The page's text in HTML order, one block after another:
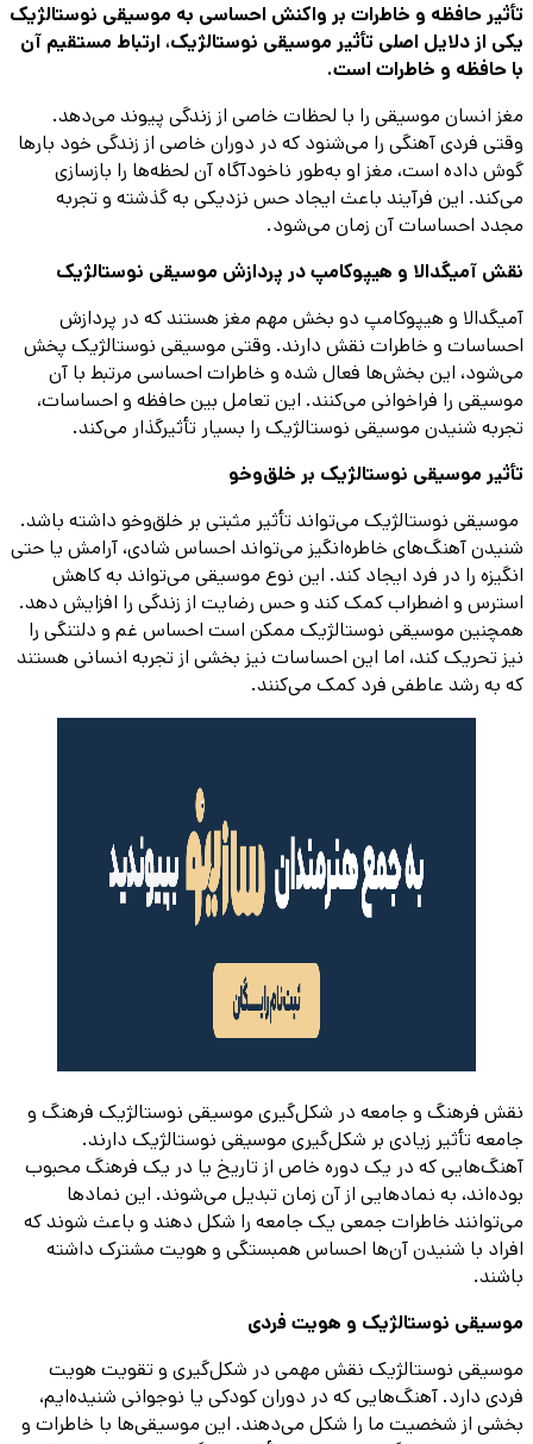
تأثیر حافظه و خاطرات بر واکنش احساسی به موسیقی نوستالژیک
یکی از دلایل اصلی تأثیر موسیقی نوستالژیک، ارتباط مستقیم آن
با حافظه و خاطرات است.
مغز انسان موسیقی را با لحظات خاصی از زندگی پیوند می‌دهد.
وقتی فردی آهنگی را می‌شنود که در دوران خاصی از زندگی خود بارها
گوش داده است، مغز او به‌طور ناخودآگاه آن لحظه‌ها را بازسازی
می‌کند. این فرآیند باعث ایجاد حس نزدیکی به گذشته و تجربه
مجدد احساسات آن زمان می‌شود.
نقش آمیگدالا و هیپوکامپ در پردازش موسیقی نوستالژیک
آمیگدالا و هیپوکامپ دو بخش مهم مغز هستند که در پردازش
احساسات و خاطرات نقش دارند. وقتی موسیقی نوستالژیک پخش
می‌شود، این بخش‌ها فعال شده و خاطرات احساسی مرتبط با آن
موسیقی را فراخوانی می‌کنند. این تعامل بین حافظه و احساسات،
تجربه شنیدن موسیقی نوستالژیک را بسیار تأثیرگذار می‌کند.
تأثیر موسیقی نوستالژیک بر خلق‌وخو
موسیقی نوستالژیک می‌تواند تأثیر مثبتی بر خلق‌وخو داشته باشد.
شنیدن آهنگ‌های خاطره‌انگیز می‌تواند احساس شادی، آرامش یا حتی
انگیزه را در فرد ایجاد کند. این نوع موسیقی می‌تواند به کاهش
استرس و اضطراب کمک کند و حس رضایت از زندگی را افزایش دهد.
همچنین موسیقی نوستالژیک ممکن است احساس غم و دلتنگی را
نیز تحریک کند، اما این احساسات نیز بخشی از تجربه انسانی هستند
که به رشد عاطفی فرد کمک می‌کنند.
نقش فرهنگ و جامعه در شکل‌گیری موسیقی نوستالژیک فرهنگ و
جامعه تأثیر زیادی بر شکل‌گیری موسیقی نوستالژیک دارند.
آهنگ‌هایی که در یک دوره خاص از تاریخ یا در یک فرهنگ محبوب
بوده‌اند، به نمادهایی از آن زمان تبدیل می‌شوند. این نمادها
می‌توانند خاطرات جمعی یک جامعه را شکل دهند و باعث شوند که
افراد با شنیدن آن‌ها احساس همبستگی و هویت مشترک داشته
باشند.
موسیقی نوستالژیک و هویت فردی
موسیقی نوستالژیک نقش مهمی در شکل‌گیری و تقویت هویت
فردی دارد. آهنگ‌هایی که در دوران کودکی یا نوجوانی شنیده‌ایم،
بخشی از شخصیت ما را شکل می‌دهند. این موسیقی‌ها با خاطرات و